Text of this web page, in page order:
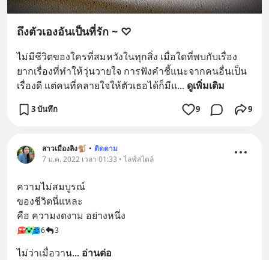
ถึงตัวเองอันเป็นที่รัก ~ ♡
ไม่มีชีวิตของใครที่สมหวังในทุกสิ่ง เมื่อใดที่พบกับเรื่อง
ยากเรื่องที่ทำให้วุ่นวายใจ การฟังคำชี้แนะจากคนอื่นเป็น
เรื่องดี แต่คนที่คลายใจให้ตัวเธอได้ก็มีแ... ดูเพิ่มเติม
3 บันทึก 9 9
สาวเมืองลิง🐒 • ติดตาม
7 ม.ค. 2022 เวลา 01:33 • ไลฟ์สไตล์
ความไม่สมบูรณ์
ของชีวิตนี่แหละ
คือ ความงดงาม อย่างหนึ่ง
6 3
ไม่ว่าเมื่อวาน... อ่านต่อ